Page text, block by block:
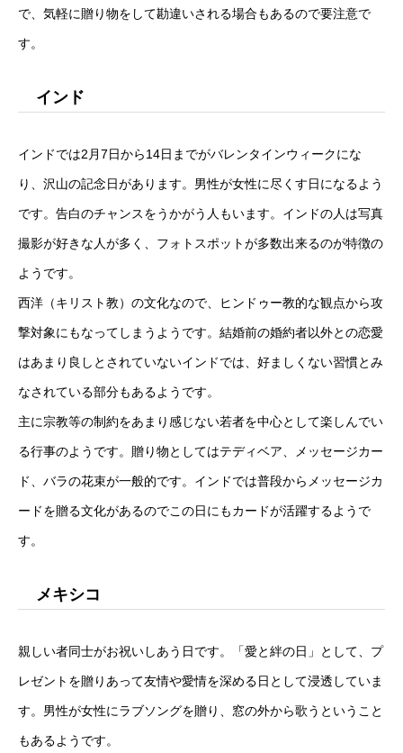
で、気軽に贈り物をして勘違いされる場合もあるので要注意で
す。
インド
インドでは2月7日から14日までがバレンタインウィークにな
り、沢山の記念日があります。男性が女性に尽くす日になるよう
です。告白のチャンスをうかがう人もいます。インドの人は写真
撮影が好きな人が多く、フォトスポットが多数出来るのが特徴の
ようです。
西洋（キリスト教）の文化なので、ヒンドゥー教的な観点から攻
撃対象にもなってしまうようです。結婚前の婚約者以外との恋愛
はあまり良しとされていないインドでは、好ましくない習慣とみ
なされている部分もあるようです。
主に宗教等の制約をあまり感じない若者を中心として楽しんでい
る行事のようです。贈り物としてはテディベア、メッセージカー
ド、バラの花束が一般的です。インドでは普段からメッセージカ
ードを贈る文化があるのでこの日にもカードが活躍するようで
す。
メキシコ
親しい者同士がお祝いしあう日です。「愛と絆の日」として、プ
レゼントを贈りあって友情や愛情を深める日として浸透していま
す。男性が女性にラブソングを贈り、窓の外から歌うということ
もあるようです。